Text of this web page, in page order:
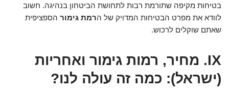
בטיחות מקיפה שתורמת רבות לתחושת הביטחון בנהיגה. חשוב
לוודא את מפרט הבטיחות המדויק של הרמת גימור הספציפית
שאתם שוקלים לרכוש.
IX. מחיר, רמות גימור ואחריות
(ישראל): כמה זה עולה לנו?